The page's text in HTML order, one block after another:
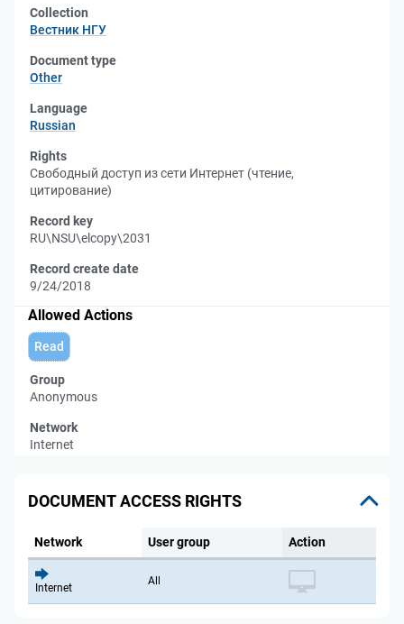
Collection
Вестник НГУ
Document type
Other
Language
Russian
Rights
Свободный доступ из сети Интернет (чтение,
цитирование)
Record key
RU\NSU\elcopy\2031
Record create date
9/24/2018
Allowed Actions
Read
Group
Anonymous
Network
Internet
DOCUMENT ACCESS RIGHTS
Network User group Action
Internet
All